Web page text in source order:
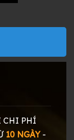
CHI PHÍ
10 NGÀY-